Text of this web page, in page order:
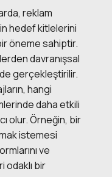
reklam
hedef kitlelerini
öneme sahiptir.
davranışsal
gerçekleştirilir.
hangi
daha etkili
olur. Örneğin, bir
istemesi
ve
odaklı bir